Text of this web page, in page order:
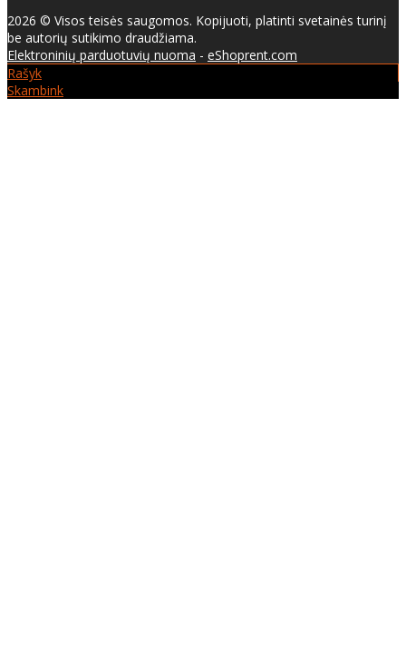
2026 © Visos teisės saugomos. Kopijuoti, platinti svetainės turinį
be autorių sutikimo draudžiama.
Elektroninių parduotuvių nuoma - eShoprent.com
Rašyk
Skambink